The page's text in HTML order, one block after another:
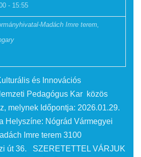
- 15:55
Madách Imre terem,
és Innovációs
Pedagógus Kar közös
melynek Időpontja: 2026.01.29.
Helyszíne: Nógrád Vármegyei
Imre terem 3100
út 36. SZERETETTEL VÁRJUK